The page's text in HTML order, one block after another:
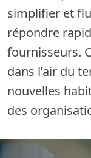
simplifier et
répondre
fournisseurs.
dans l’air du
nouvelles
des